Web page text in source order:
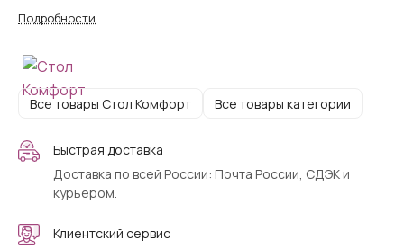
Подробности
Все товары Стол Комфорт Все товары категории
Быстрая доставка
Доставка по всей России: Почта России, СДЭК и
курьером.
Клиентский сервис